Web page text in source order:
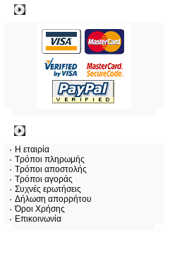
Η εταιρία
Τρόποι πληρωμής
Τρόποι αποστολής
Τρόποι αγοράς
Συχνές ερωτήσεις
Δήλωση απορρήτου
Όροι Χρήσης
Επικοινωνία